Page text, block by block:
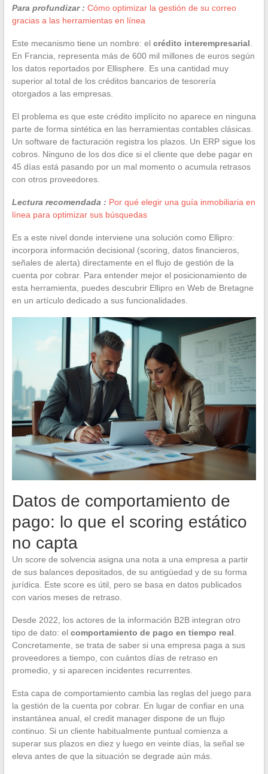
Para profundizar : Cómo optimizar la gestión de su correo
gracias a las herramientas en línea
Este mecanismo tiene un nombre: el crédito interempresarial
En Francia, representa más de 600 mil millones de euros según
los datos reportados por Ellisphere. Es una cantidad muy
superior al total de los créditos bancarios de tesorería
otorgados a las empresas.
El problema es que este crédito implícito no aparece en ninguna
parte de forma sintética en las herramientas contables clásicas.
Un software de facturación registra los plazos. Un ERP sigue los
cobros. Ninguno de los dos dice si el cliente que debe pagar en
45 días está pasando por un mal momento o acumula retrasos
con otros proveedores.
Lectura recomendada : Por qué elegir una guía inmobiliaria en
línea para optimizar sus búsquedas
Es a este nivel donde interviene una solución como Ellipro:
incorpora información decisional (scoring, datos financieros,
señales de alerta) directamente en el flujo de gestión de la
cuenta por cobrar. Para entender mejor el posicionamiento de
esta herramienta, puedes descubrir Ellipro en Web de Bretagne
en un artículo dedicado a sus funcionalidades.
Datos de comportamiento de
pago: lo que el scoring estático
no capta
Un score de solvencia asigna una nota a una empresa a partir
de sus balances depositados, de su antigüedad y de su forma
jurídica. Este score es útil, pero se basa en datos publicados
con varios meses de retraso.
Desde 2022, los actores de la información B2B integran otro
tipo de dato: el comportamiento de pago en tiempo real
Concretamente, se trata de saber si una empresa paga a sus
proveedores a tiempo, con cuántos días de retraso en
promedio, y si aparecen incidentes recurrentes.
Esta capa de comportamiento cambia las reglas del juego para
la gestión de la cuenta por cobrar. En lugar de confiar en una
instantánea anual, el credit manager dispone de un flujo
continuo. Si un cliente habitualmente puntual comienza a
superar sus plazos en diez y luego en veinte días, la señal se
eleva antes de que la situación se degrade aún más.